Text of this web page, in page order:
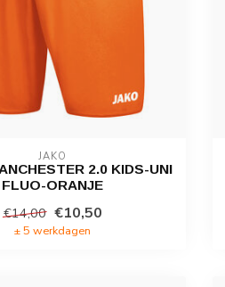
JAKO
2.0 KIDS-UNI
FLUO-ORANJE
€14,00 €10,50
± 5 werkdagen